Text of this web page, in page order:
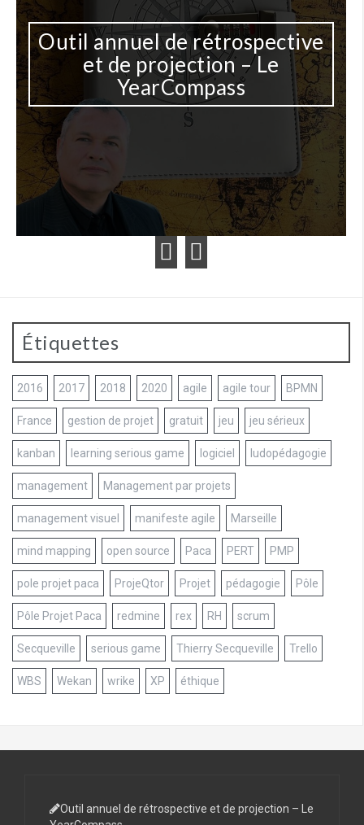
de rétrospective
projection – Le
YearCompass
Une
Étiquettes
2016 2017 2018 2020 agile agile tour BPMN
France gestion de projet gratuit jeu jeu sérieux
kanban learning serious game logiciel ludopédagogie
management Management par projets
management visuel manifeste agile Marseille
mind mapping open source Paca PERT PMP
pole projet paca ProjeQtor Projet pédagogie Pôle
Pôle Projet Paca redmine rex RH scrum
Secqueville serious game Thierry Secqueville Trello
WBS Wekan wrike XP éthique
Outil annuel de rétrospective et de projection – Le